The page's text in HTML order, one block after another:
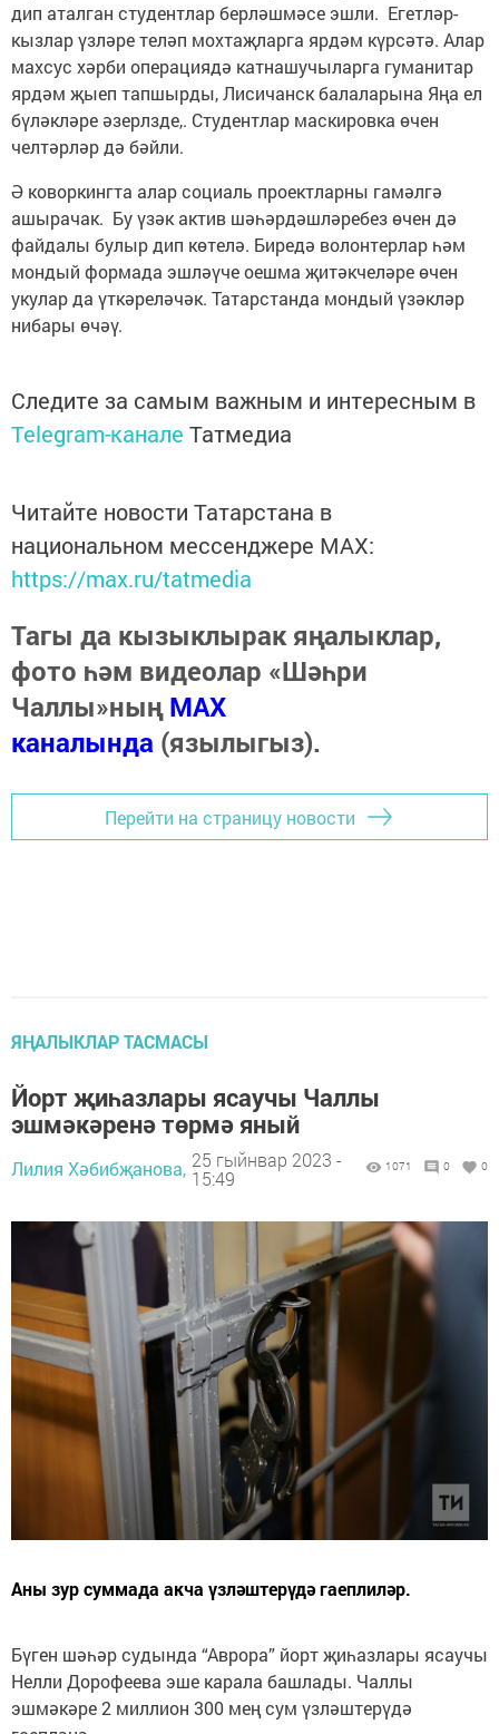
дип аталган студентлар берләшмәсе эшли. Егетләр-
кызлар үзләре теләп мохтаҗларга ярдәм күрсәтә. Алар
махсус хәрби операциядә катнашучыларга гуманитар
ярдәм җыеп тапшырды, Лисичанск балаларына Яңа ел
бүләкләре әзерлзде,. Студентлар маскировка өчен
челтәрләр дә бәйли.
Ә коворкингта алар социаль проектларны гамәлгә
ашырачак. Бу үзәк актив шәһәрдәшләребез өчен дә
файдалы булыр дип көтелә. Биредә волонтерлар һәм
мондый формада эшләүче оешма җитәкчеләре өчен
укулар да үткәреләчәк. Татарстанда мондый үзәкләр
нибары өчәү.
Следите за самым важным и интересным в
Telegram-канале Татмедиа
Читайте новости Татарстана в
национальном мессенджере MАХ:
https://max.ru/tatmedia
Тагы да кызыклырак яңалыклар,
фото һәм видеолар «Шәһри
Чаллы»ныңMAX
каналында (язылыгыз).
Перейти на страницу новости
ЯҢАЛЫКЛАР ТАСМАСЫ
Йорт җиһазлары ясаучы Чаллы
эшмәкәренә төрмә яный
Лилия Хәбибҗанова, 25 гыйнвар 2023 -
15:49
1071 0 0
Аны зур суммада акча үзләштерүдә гаеплиләр.
Бүген шәһәр судында “Аврора” йорт җиһазлары ясаучы
Нелли Дорофеева эше карала башлады. Чаллы
эшмәкәре 2 миллион 300 мең сум үзләштерүдә